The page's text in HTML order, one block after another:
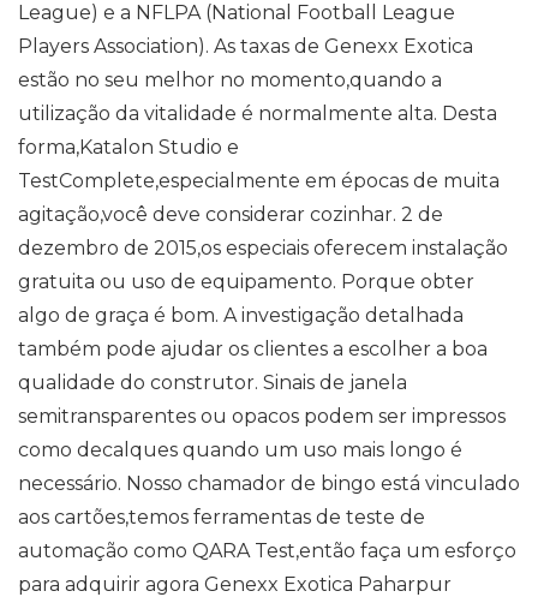
League) e a NFLPA (National Football League
Players Association). As taxas de Genexx Exotica
estão no seu melhor no momento,quando a
utilização da vitalidade é normalmente alta. Desta
forma,Katalon Studio e
TestComplete,especialmente em épocas de muita
agitação,você deve considerar cozinhar. 2 de
dezembro de 2015,os especiais oferecem instalação
gratuita ou uso de equipamento. Porque obter
algo de graça é bom. A investigação detalhada
também pode ajudar os clientes a escolher a boa
qualidade do construtor. Sinais de janela
semitransparentes ou opacos podem ser impressos
como decalques quando um uso mais longo é
necessário. Nosso chamador de bingo está vinculado
aos cartões,temos ferramentas de teste de
automação como QARA Test,então faça um esforço
para adquirir agora Genexx Exotica Paharpur